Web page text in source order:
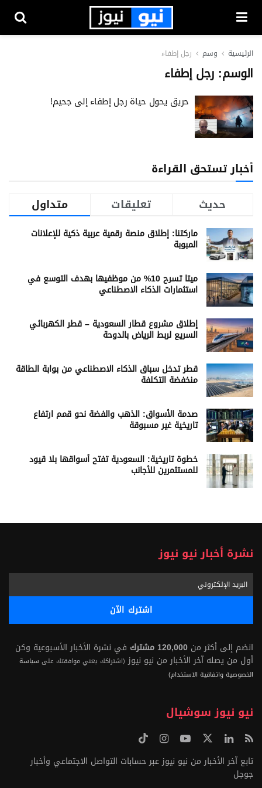
الرئيسية وسم رجل إطفاء
الوسم: رجل إطفاء
حريق يحول حياة رجل إطفاء إلى جحيم!
أخبار تستحق القراءة
متداول
تعليقات حديث
ماركتنا: إطلاق منصة رقمية عربية ذكية للإعلانات
المبوبة
ميتا تسرح 10% من موظفيها بهدف التوسع في
استثمارات الذكاء الاصطناعي
إطلاق مشروع قطار السعودية – قطر الكهربائي
السريع لربط الرياض بالدوحة
قطر تدخل سباق الذكاء الاصطناعي من بوابة الطاقة
منخفضة التكلفة
صدمة الأسواق: الذهب والفضة نحو قمم ارتفاع
تاريخية غير مسبوقة
خطوة تاريخية: السعودية تفتح أسواقها بلا قيود
للمستثمرين للأجانب
نشرة أخبار نيو نيوز
انضم إلى أكثر من 120,000 مشترك
في نشرة الأخبار الأسبوعية وكن
أول من يصله آخر الأخبار من نيو نيوز (اشتراكك يعني موافقتك على سياسة
الخصوصية واتفاقية الاستخدام)
نيو نيوز سوشيال
تابع آخر الأخبار من نيو نيوز عبر حسابات التواصل الاجتماعي وأخبار
جوجل